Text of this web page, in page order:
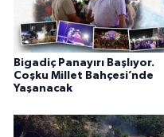
Bigadiç Panayırı Başlıyor.
Coşku Millet Bahçesi’nde
Yaşanacak